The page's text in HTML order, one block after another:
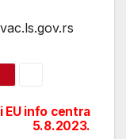
EU info centra
5.8.2023.